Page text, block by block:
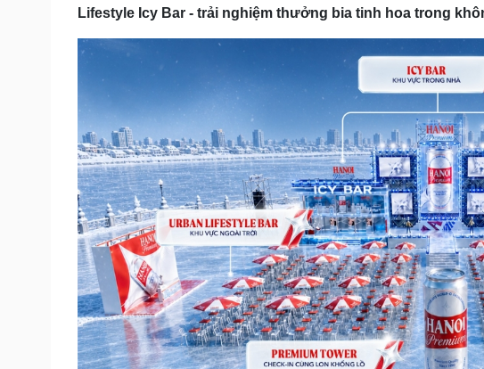
Lifestyle Icy Bar - trải nghiệm thưởng bia tinh hoa trong